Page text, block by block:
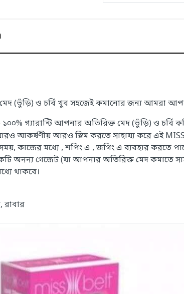
(ভুঁড়ি) ও চর্বি খুব সহজেই কমানোর জন্য আমরা
১০০% গ্যারান্টি আপনার অতিরিক্ত মেদ (ভুঁড়ি) ও
আকর্ষণীয় আরও স্লিম করতে সাহায্য করে এই MISS
কাজের মধ্যে , শপিং এ , জগিং এ ব্যবহার করতে
অনন্য গেজেট (যা আপনার অতিরিক্ত মেদ কমাতে
থাকবে।
রাবার